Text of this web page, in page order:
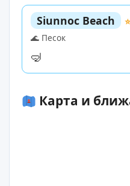
Siunnoc Beach
🌊 Песок
🤿
Карта и